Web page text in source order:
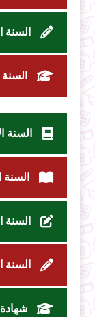
السنة
السنة
السنة
السنة